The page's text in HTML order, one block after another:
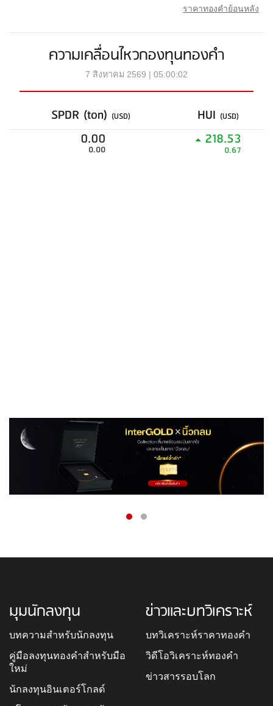
ราคาทองคำย้อนหลัง
ความเคลื่อนไหวกองทุนทองคำ
7 สิงหาคม 2569 | 05:00:02
SPDR (ton) (USD) HUI (USD)
0.00
0.00
218.53
0.67
มุมนักลงทุน
บทความสำหรับนักลงทุน
คู่มือลงทุนทองคำสำหรับมือ
ใหม่
นักลงทุนอินเตอร์โกลด์
ข่าวและบทวิเคราะห์
บทวิเคราะห์ราคาทองคำ
วิดีโอวิเคราะห์ทองคำ
ข่าวสารรอบโลก